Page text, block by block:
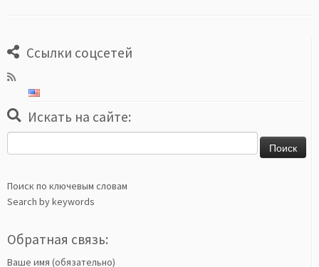
Ссылки соцсетей
Искать на сайте:
Поиск по ключевым словам
Search by keywords
Обратная связь:
Ваше имя (обязательно)